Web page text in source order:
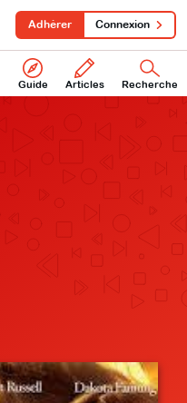
Guide Articles Recherche
Adhérer Connexion